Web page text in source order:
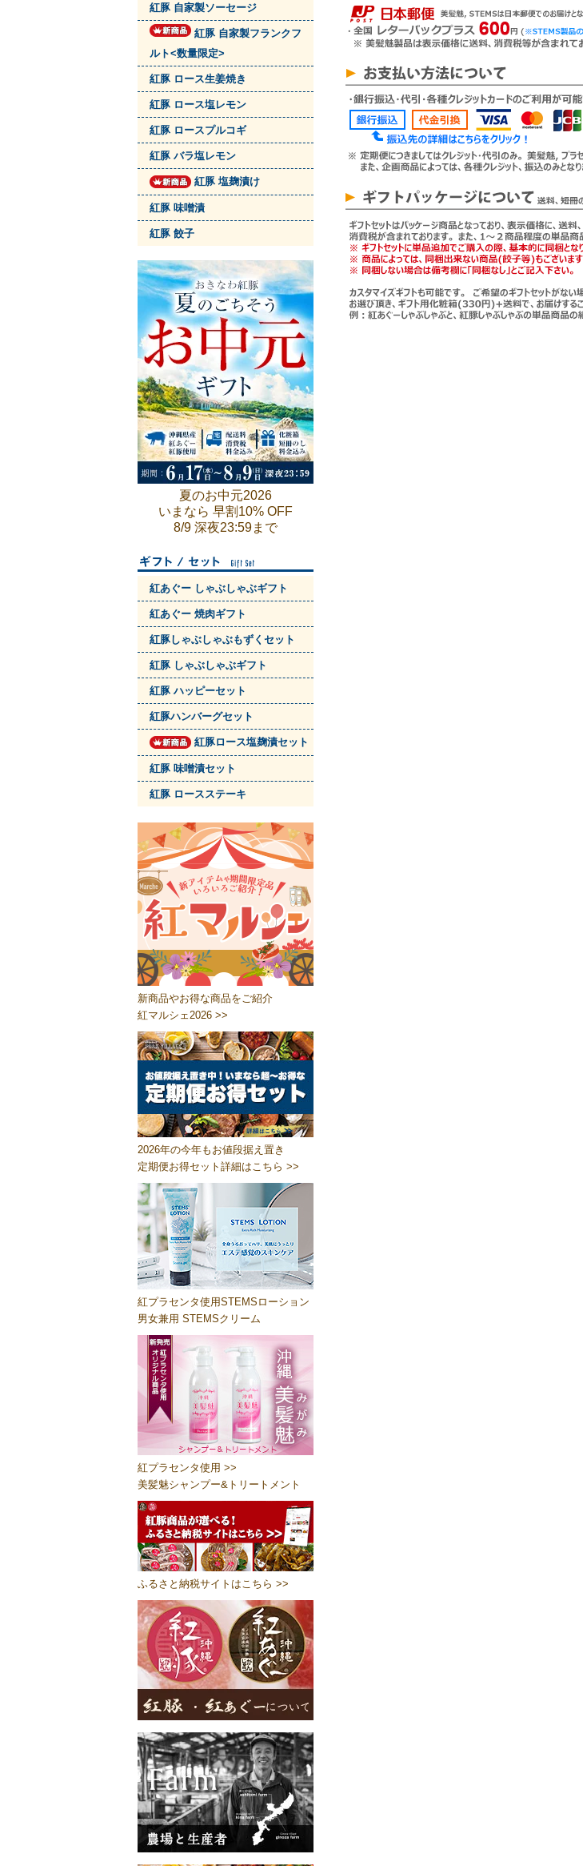
紅豚 自家製ソーセージ
紅豚 自家製フランクフ
ルト<数量限定>
紅豚 ロース生姜焼き
紅豚 ロース塩レモン
紅豚 ロースプルコギ
紅豚 バラ塩レモン
紅豚 塩麹漬け
紅豚 味噌漬
紅豚 餃子
夏のお中元2026
いまなら 早割10% OFF
8/9 深夜23:59まで
紅あぐー しゃぶしゃぶギフト
紅あぐー 焼肉ギフト
紅豚しゃぶしゃぶもずくセット
紅豚 しゃぶしゃぶギフト
紅豚 ハッピーセット
紅豚ハンバーグセット
紅豚ロース塩麹漬セット
紅豚 味噌漬セット
紅豚 ロースステーキ
新商品やお得な商品をご紹介
紅マルシェ2026 >>
2026年の今年もお値段据え置き
定期便お得セット詳細はこちら >>
紅プラセンタ使用STEMSローション
男女兼用 STEMSクリーム
紅プラセンタ使用 >>
美髪魅シャンプー&トリートメント
ふるさと納税サイトはこちら >>